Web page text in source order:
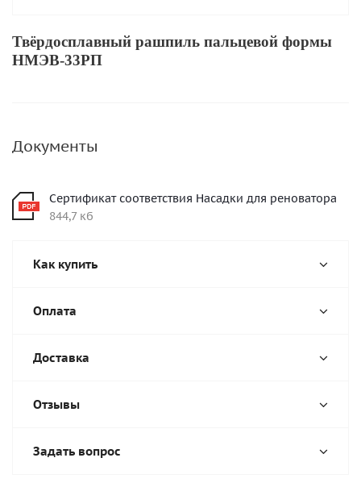
Твёрдосплавный рашпиль пальцевой формы
НМЭВ-33РП
Документы
Сертификат соответствия Насадки для реноватора
844,7 кб
Как купить
Оплата
Доставка
Отзывы
Задать вопрос